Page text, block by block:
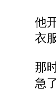
他
衣
那
急